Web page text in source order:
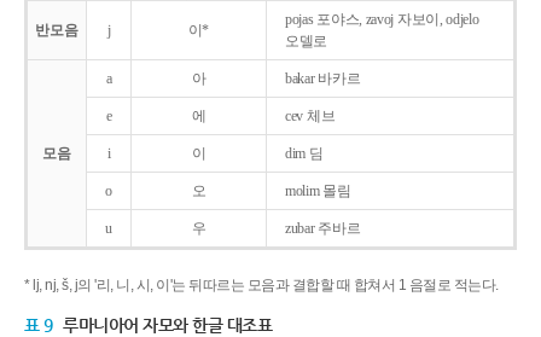
반모음 j 이*
pojas 포야스, zavoj 자보이, odjelo
오델로
모음
a 아 bakar 바카르
e 에 cev 체브
i 이 dim 딤
o 오 molim 몰림
u 우 zubar 주바르
* lj, nj, š, j의 '리, 니, 시, 이'는 뒤따르는 모음과 결합할 때 합쳐서 1 음절로 적는다.
표 9 루마니아어 자모와 한글 대조표